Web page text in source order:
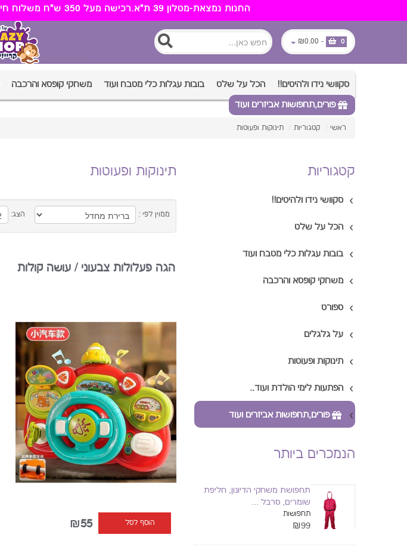
החנות נמצאת-מטלון 39 ת"א.רכישה מעל 350 ש"ח משלוח חינם. ניתן לאסוף מהמחסן שנמצא בנוף הארץ 052-6105503
0
-
₪0.00
סקוושי נידו ולהיטים!! הכל על שלט בובות עגלות כלי מטבח ועוד משחקי קופסא והרכבה
פורים,תחפושות אביזרים ועוד
ראשי / קטגוריות / תינוקות ופעוטות
קטגוריות
סקוושי נידו ולהיטים!!
הכל על שלט
בובות עגלות כלי מטבח ועוד
משחקי קופסא והרכבה
ספורט
על גלגלים
תינוקות ופעוטות
הפתעות לימי הולדת ועוד..
פורים,תחפושות אביזרים ועוד
הנמכרים ביותר
תחפושת משחקי הדיונון, חליפת
שומרים, סרבל ...
תחפושות
₪99
תינוקות ופעוטות
ממוין לפי : הצג:
הגה פעלולות צבעוני / עושה קולות
הוסף לסל ₪55